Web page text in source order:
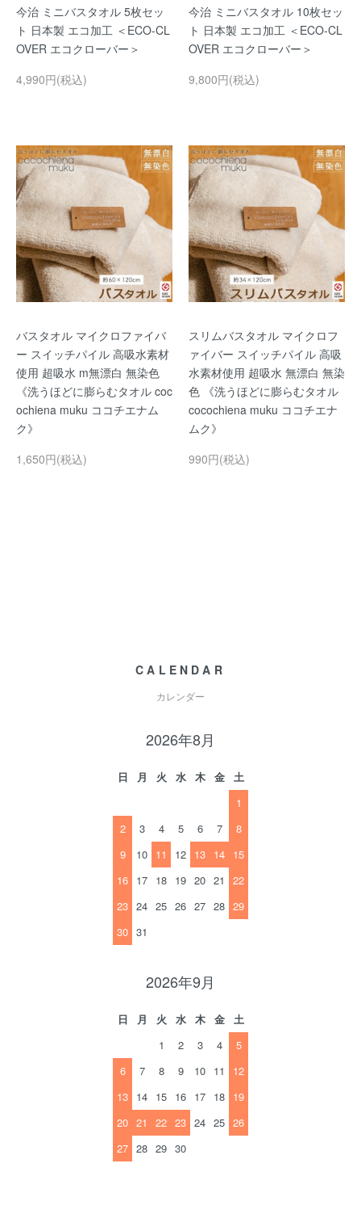
今治 ミニバスタオル 5枚セッ
ト 日本製 エコ加工 ＜ECO-CL
OVER エコクローバー＞
4,990円(税込)
今治 ミニバスタオル 10枚セッ
ト 日本製 エコ加工 ＜ECO-CL
OVER エコクローバー＞
9,800円(税込)
バスタオル マイクロファイバ
ー スイッチパイル 高吸水素材
使用 超吸水 m無漂白 無染色
《洗うほどに膨らむタオル coc
ochiena muku ココチエナム
ク》
1,650円(税込)
スリムバスタオル マイクロフ
ァイバー スイッチパイル 高吸
水素材使用 超吸水 無漂白 無染
色 《洗うほどに膨らむタオル
cocochiena muku ココチエナ
ムク》
990円(税込)
CALENDAR
カレンダー
2026年8月
日 月 火 水 木 金
土
1
2
3 4 5 6 7
8
9
10 11 12 13 14 15
16 17 18 19 20 21
22
23 24 25 26 27 28 29
30 31
2026年9月
日 月 火 水 木 金
土
1
2 3 4
5
6
7 8 9 10 11
12
13 14 15 16 17 18 19
20 21 22 23 24 25 26
27 28 29 30